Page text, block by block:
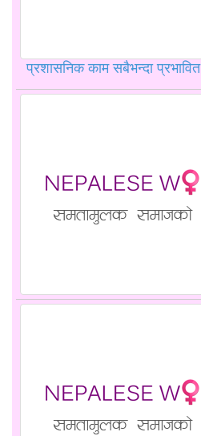
प्रशासनिक काम सबैभन्दा प्रभावित